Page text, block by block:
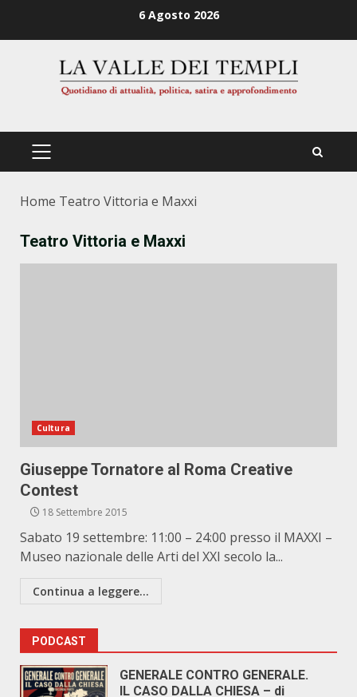
6 Agosto 2026
PRIMÄRES
Home Teatro Vittoria e Maxxi
Teatro Vittoria e Maxxi
Cultura
Giuseppe Tornatore al Roma Creative
Contest
18 Settembre 2015
Sabato 19 settembre: 11:00 – 24:00 presso il MAXXI –
Museo nazionale delle Arti del XXI secolo la...
Continua a leggere...
PODCAST
GENERALE CONTRO GENERALE.
IL CASO DALLA CHIESA – di